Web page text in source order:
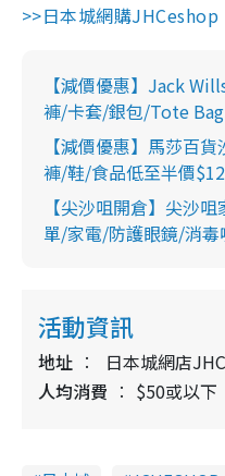
>>日本城網購JHCeshop
【減價優惠】Jack
褲/卡套/銀包/Tote
【減價優惠】馬莎百
褲/鞋/食品低至半價
【尖沙咀開倉】尖沙
單/家電/防護眼鏡/消毒
活動資訊
地址
日本城網店
人均消費
$50或以下